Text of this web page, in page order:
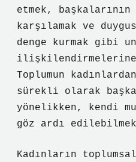
etmek,
karşılamak ve
denge kurmak gibi
ilişkilendirmelerine
Toplumun
sürekli olarak
yönelikken, kendi
göz ardı
Kadınların